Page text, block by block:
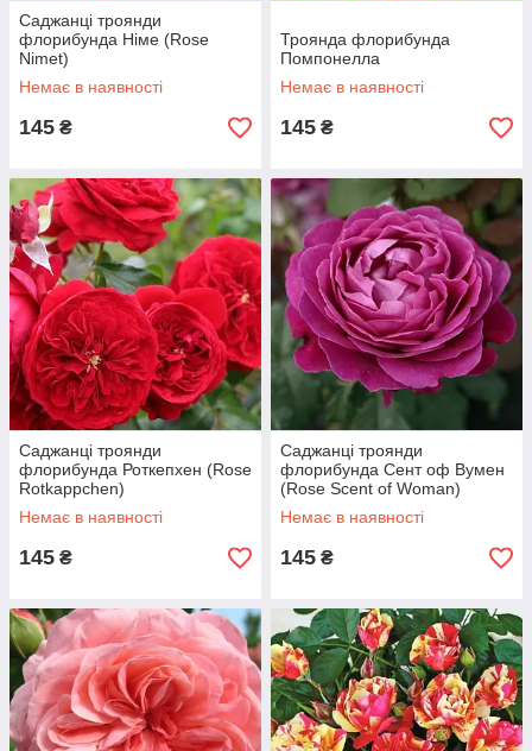
Саджанці троянди
флорибунда Німе (Rose
Nimet)
Немає в наявності
145 ₴
Троянда флорибунда
Помпонелла
Немає в наявності
145 ₴
Саджанці троянди
флорибунда Роткепхен (Rose
Rotkappchen)
Немає в наявності
145 ₴
Саджанці троянди
флорибунда Сент оф Вумен
(Rose Scent of Woman)
Немає в наявності
145 ₴